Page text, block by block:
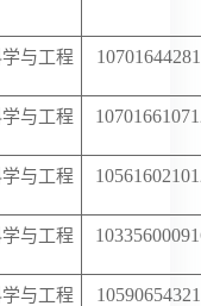
与工程
与工程
与工程
与工程
与工程